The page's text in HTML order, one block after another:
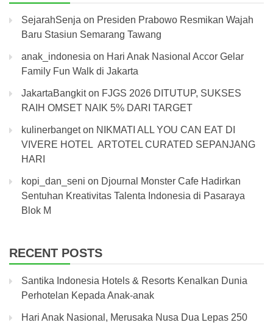
SejarahSenja on Presiden Prabowo Resmikan Wajah
Baru Stasiun Semarang Tawang
anak_indonesia on Hari Anak Nasional Accor Gelar
Family Fun Walk di Jakarta
JakartaBangkiton FJGS 2026 DITUTUP, SUKSES
RAIH OMSET NAIK 5% DARI TARGET
kulinerbangeton NIKMATI ALL YOU CAN EAT DI
VIVERE HOTEL ARTOTEL CURATED SEPANJANG
HARI
kopi_dan_seni on Djournal Monster Cafe Hadirkan
Sentuhan Kreativitas Talenta Indonesia di Pasaraya
Blok M
RECENT POSTS
Santika Indonesia Hotels & Resorts Kenalkan Dunia
Perhotelan Kepada Anak-anak
Hari Anak Nasional, Merusaka Nusa Dua Lepas 250